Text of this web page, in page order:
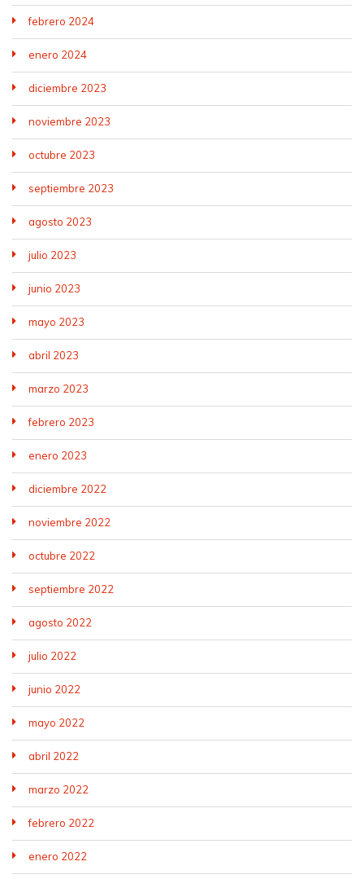
febrero 2024
enero 2024
diciembre 2023
noviembre 2023
octubre 2023
septiembre 2023
agosto 2023
julio 2023
junio 2023
mayo 2023
abril 2023
marzo 2023
febrero 2023
enero 2023
diciembre 2022
noviembre 2022
octubre 2022
septiembre 2022
agosto 2022
julio 2022
junio 2022
mayo 2022
abril 2022
marzo 2022
febrero 2022
enero 2022